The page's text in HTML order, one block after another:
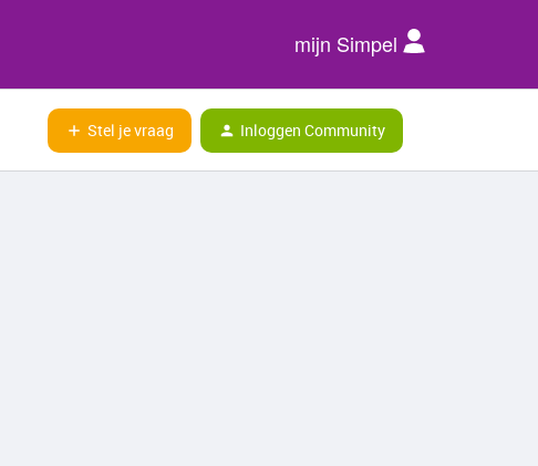
mijn Simpel
Stel je vraag Inloggen Community